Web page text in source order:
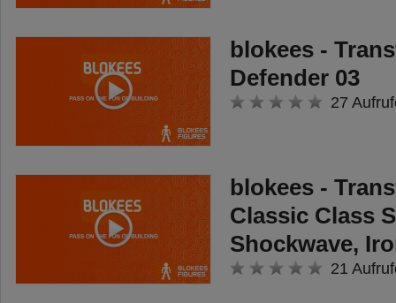
Ladefunktion ist das Kinder-Auto
immer einsatzbereit und wird mit
2 Pylonen geliefert, die zur
Markierung der Rennstrecke oder
Kurven eingesetzt werden.
blokees -
Defender 03
27
blokees -
Classic Class
Shockwave,
21